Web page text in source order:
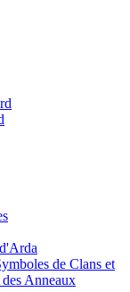
de Clans et
Anneaux